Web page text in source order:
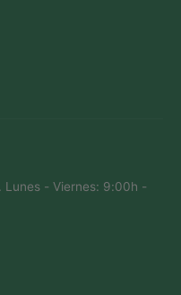
Lunes - Viernes: 9:00h -